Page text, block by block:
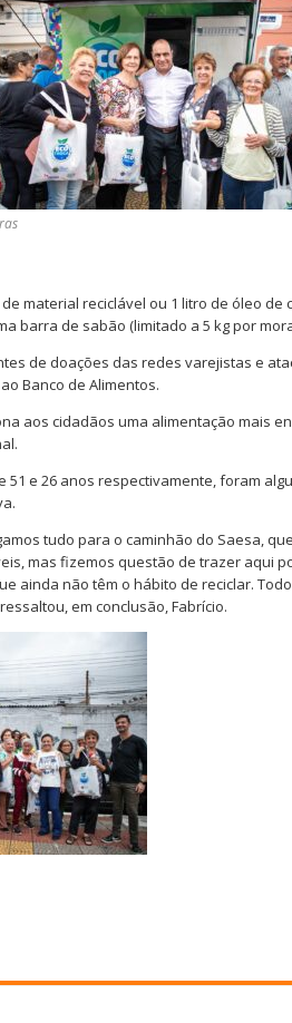
de material reciclável ou 1 litro de óleo
barra de sabão (limitado a 5 kg por
de doações das redes varejistas e
Banco de Alimentos.
aos cidadãos uma alimentação mais
51 e 26 anos respectivamente, foram
tudo para o caminhão do Saesa,
mas fizemos questão de trazer aqui
ainda não têm o hábito de reciclar.
em conclusão, Fabrício.